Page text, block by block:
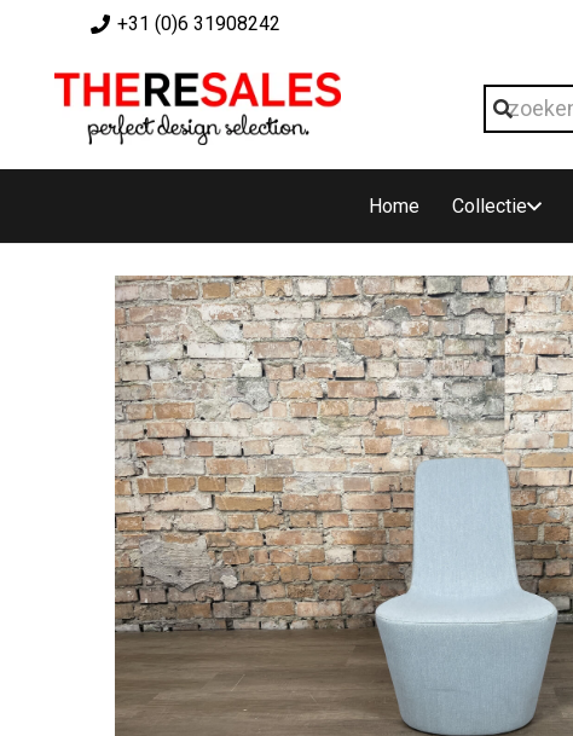
+31 (0)6 31908242
Home Collectie